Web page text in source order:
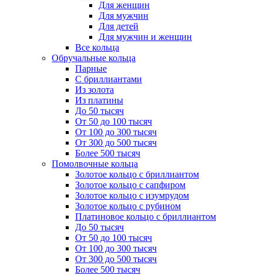
Для женщин
Для мужчин
Для детей
Для мужчин и женщин
Все кольца
Обручальные кольца
Парные
С бриллиантами
Из золота
Из платины
До 50 тысяч
От 50 до 100 тысяч
От 100 до 300 тысяч
От 300 до 500 тысяч
Более 500 тысяч
Помолвочные кольца
Золотое кольцо с бриллиантом
Золотое кольцо с сапфиром
Золотое кольцо с изумрудом
Золотое кольцо с рубином
Платиновое кольцо с бриллиантом
До 50 тысяч
От 50 до 100 тысяч
От 100 до 300 тысяч
От 300 до 500 тысяч
Более 500 тысяч